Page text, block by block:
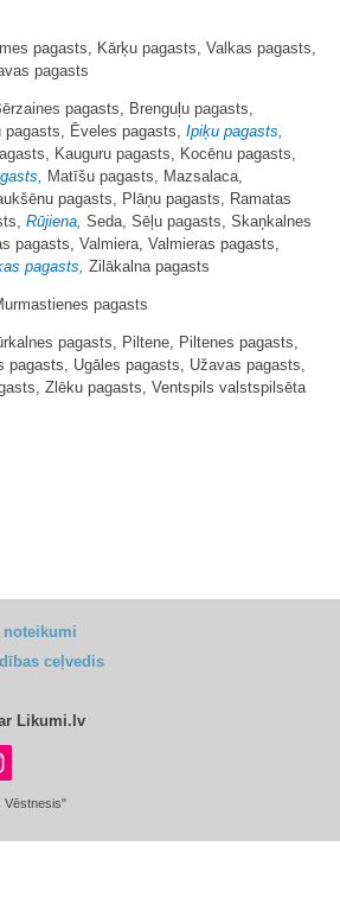
pagasts, Kārķu pagasts, Valkas pagasts,
pagasts
pagasts, Brenguļu pagasts,
Ēveles pagasts, Ipiķu pagasts,
Kauguru pagasts, Kocēnu pagasts,
Matīšu pagasts, Mazsalaca,
pagasts, Plāņu pagasts, Ramatas
Rūjiena, Seda, Sēļu pagasts, Skaņkalnes
pagasts, Valmiera, Valmieras pagasts,
pagasts, Zilākalna pagasts
pagasts
pagasts, Piltene, Piltenes pagasts,
pagasts, Ugāles pagasts, Užavas pagasts,
Zlēku pagasts, Ventspils valstspilsēta
noteikumi
ceļvedis
Likumi.lv
Vēstnesis"